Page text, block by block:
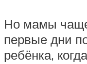
Но мамы
первые дни
ребёнка,